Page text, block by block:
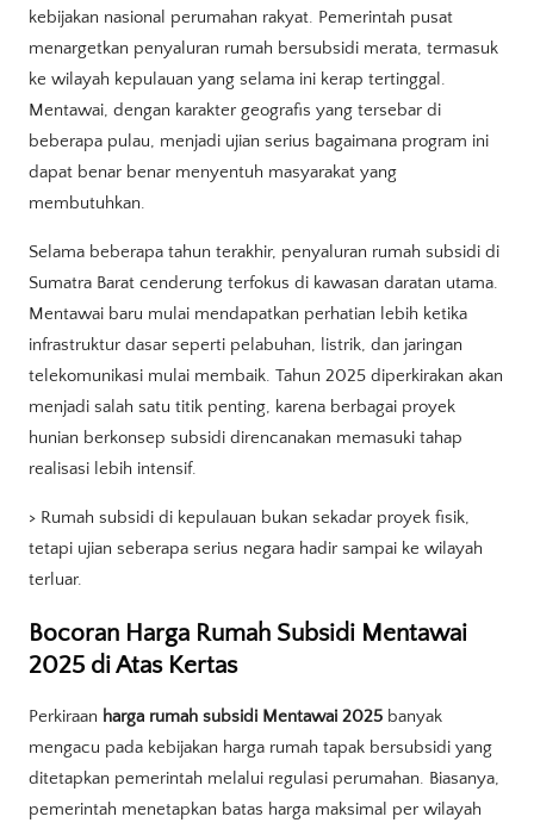
kebijakan nasional perumahan rakyat. Pemerintah pusat
menargetkan penyaluran rumah bersubsidi merata, termasuk
ke wilayah kepulauan yang selama ini kerap tertinggal.
Mentawai, dengan karakter geografis yang tersebar di
beberapa pulau, menjadi ujian serius bagaimana program ini
dapat benar benar menyentuh masyarakat yang
membutuhkan.
Selama beberapa tahun terakhir, penyaluran rumah subsidi di
Sumatra Barat cenderung terfokus di kawasan daratan utama.
Mentawai baru mulai mendapatkan perhatian lebih ketika
infrastruktur dasar seperti pelabuhan, listrik, dan jaringan
telekomunikasi mulai membaik. Tahun 2025 diperkirakan akan
menjadi salah satu titik penting, karena berbagai proyek
hunian berkonsep subsidi direncanakan memasuki tahap
realisasi lebih intensif.
> Rumah subsidi di kepulauan bukan sekadar proyek fisik,
tetapi ujian seberapa serius negara hadir sampai ke wilayah
terluar.
Bocoran Harga Rumah Subsidi Mentawai
2025 di Atas Kertas
Perkiraan harga rumah subsidi Mentawai 2025 banyak
mengacu pada kebijakan harga rumah tapak bersubsidi yang
ditetapkan pemerintah melalui regulasi perumahan. Biasanya,
pemerintah menetapkan batas harga maksimal per wilayah